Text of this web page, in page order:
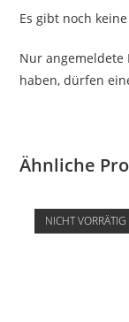
Es gibt noch
Nur angemeldete
haben, dürfen
Ähnliche
NICHT VORRÄTIG